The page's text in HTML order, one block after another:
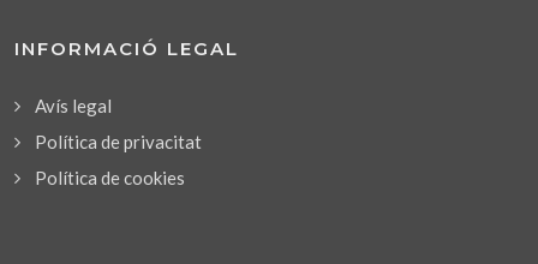
INFORMACIÓ LEGAL
Avís legal
Política de privacitat
Política de cookies